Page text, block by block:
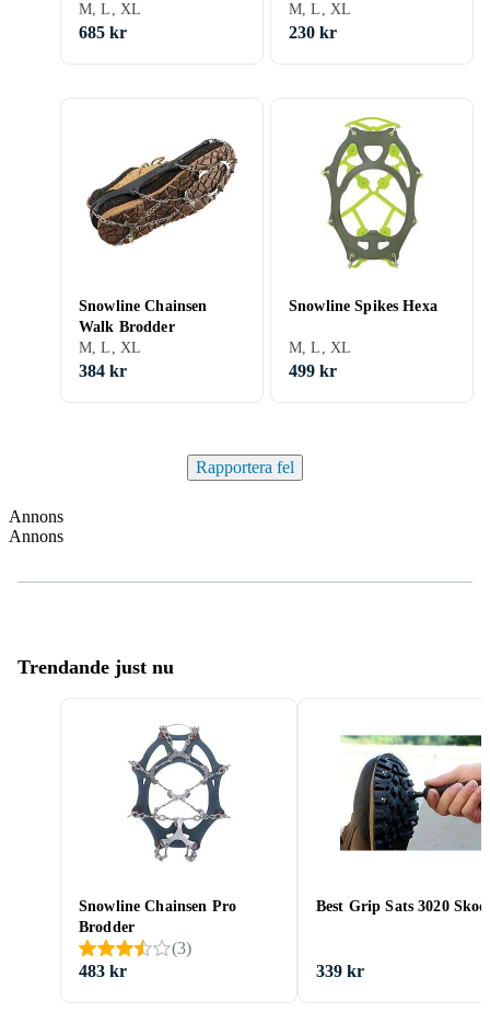
M, L, XL
685 kr
M, L, XL
230 kr
Snowline Chainsen
Walk Brodder
M, L, XL
384 kr
Snowline Spikes Hexa
M, L, XL
499 kr
Rapportera fel
Annons
Annons
Trendande just nu
Snowline Chainsen Pro
Brodder
(3)
483 kr
Best Grip Sats 3020
339 kr